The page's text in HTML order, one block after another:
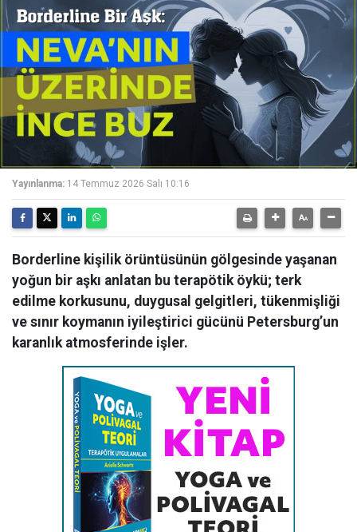
Yayınlanma: 14 Temmuz 2026 Salı 10:16
Borderline kişilik örüntüsünün gölgesinde yaşanan
yoğun bir aşkı anlatan bu terapötik öykü; terk
edilme korkusunu, duygusal gelgitleri, tükenmişliği
ve sınır koymanın iyileştirici gücünü Petersburg’un
karanlık atmosferinde işler.